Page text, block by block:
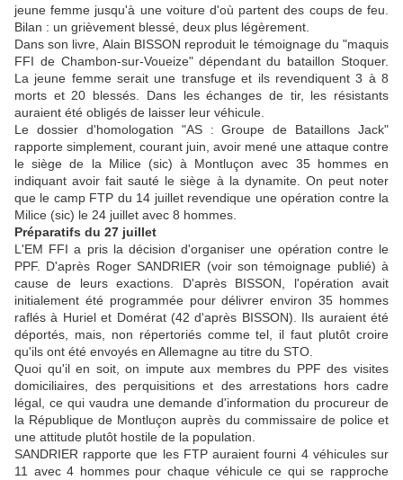
jeune femme jusqu'à une voiture d'où partent des coups de feu.
Bilan : un grièvement blessé, deux plus légèrement.
Dans son livre, Alain BISSON reproduit le témoignage du "maquis
FFI de Chambon-sur-Voueize" dépendant du bataillon Stoquer.
La jeune femme serait une transfuge et ils revendiquent 3 à 8
morts et 20 blessés. Dans les échanges de tir, les résistants
auraient été obligés de laisser leur véhicule.
Le dossier d'homologation "AS : Groupe de Bataillons Jack"
rapporte simplement, courant juin, avoir mené une attaque contre
le siège de la Milice (sic) à Montluçon avec 35 hommes en
indiquant avoir fait sauté le siège à la dynamite. On peut noter
que le camp FTP du 14 juillet revendique une opération contre la
Milice (sic) le 24 juillet avec 8 hommes.
Préparatifs du 27 juillet
L'EM FFI a pris la décision d'organiser une opération contre le
PPF. D'après Roger SANDRIER (voir son témoignage publié) à
cause de leurs exactions. D'après BISSON, l'opération avait
initialement été programmée pour délivrer environ 35 hommes
raflés à Huriel et Domérat (42 d'après BISSON). Ils auraient été
déportés, mais, non répertoriés comme tel, il faut plutôt croire
qu'ils ont été envoyés en Allemagne au titre du STO.
Quoi qu'il en soit, on impute aux membres du PPF des visites
domiciliaires, des perquisitions et des arrestations hors cadre
légal, ce qui vaudra une demande d'information du procureur de
la République de Montluçon auprès du commissaire de police et
une attitude plutôt hostile de la population.
SANDRIER rapporte que les FTP auraient fourni 4 véhicules sur
11 avec 4 hommes pour chaque véhicule ce qui se rapproche